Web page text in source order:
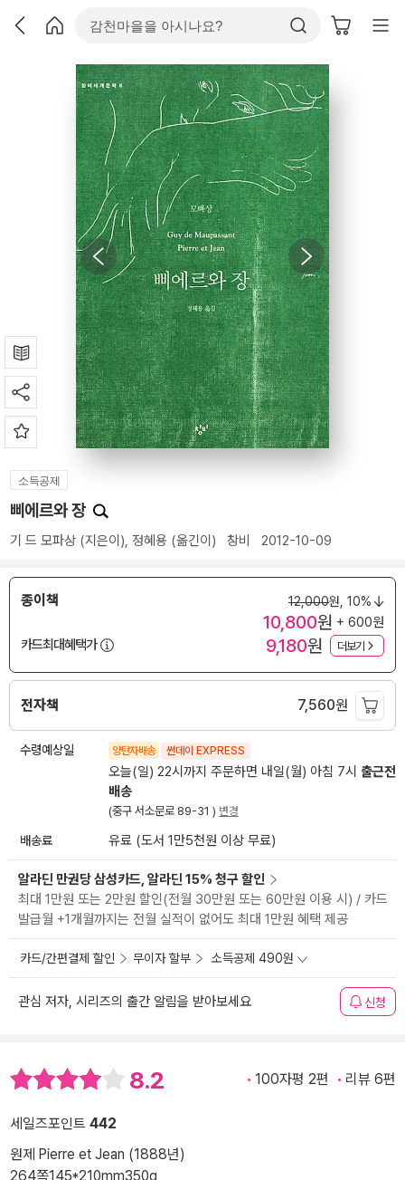
소득공제
삐에르와 장
기 드 모파상 (지은이), 정혜용 (옮긴이) 창비 2012-10-09
종이책 12,000원, 10%
10,800원 + 600원
카드최대혜택가
9,180원 더보기
전자책 7,560원
수령예상일 양탄자배송 썬데이 EXPRESS
오늘(일) 22시까지 주문하면 내일(월) 아침 7시 출근전
배송
(중구 서소문로 89-31 ) 변경
배송료 유료 (도서 1만5천원 이상 무료)
알라딘 만권당 삼성카드, 알라딘 15% 청구 할인
최대 1만원 또는 2만원 할인(전월 30만원 또는 60만원 이용 시) / 카드
발급월 +1개월까지는 전월 실적이 없어도 최대 1만원 혜택 제공
카드/간편결제 할인 무이자 할부 소득공제 490원
관심 저자, 시리즈의 출간 알림을 받아보세요 신청
8.2 100자평 2편 리뷰 6편
세일즈포인트 442
원제 Pierre et Jean (1888년)
264쪽145*210mm350g